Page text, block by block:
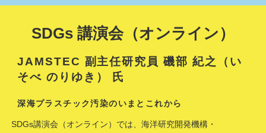
SDGs 講演会（オンライン）
JAMSTEC 副主任研究員 磯部 紀之（い
そべ のりゆき） 氏
深海プラスチック汚染のいまとこれから
SDGs講演会（オンライン）では、海洋研究開発機構・